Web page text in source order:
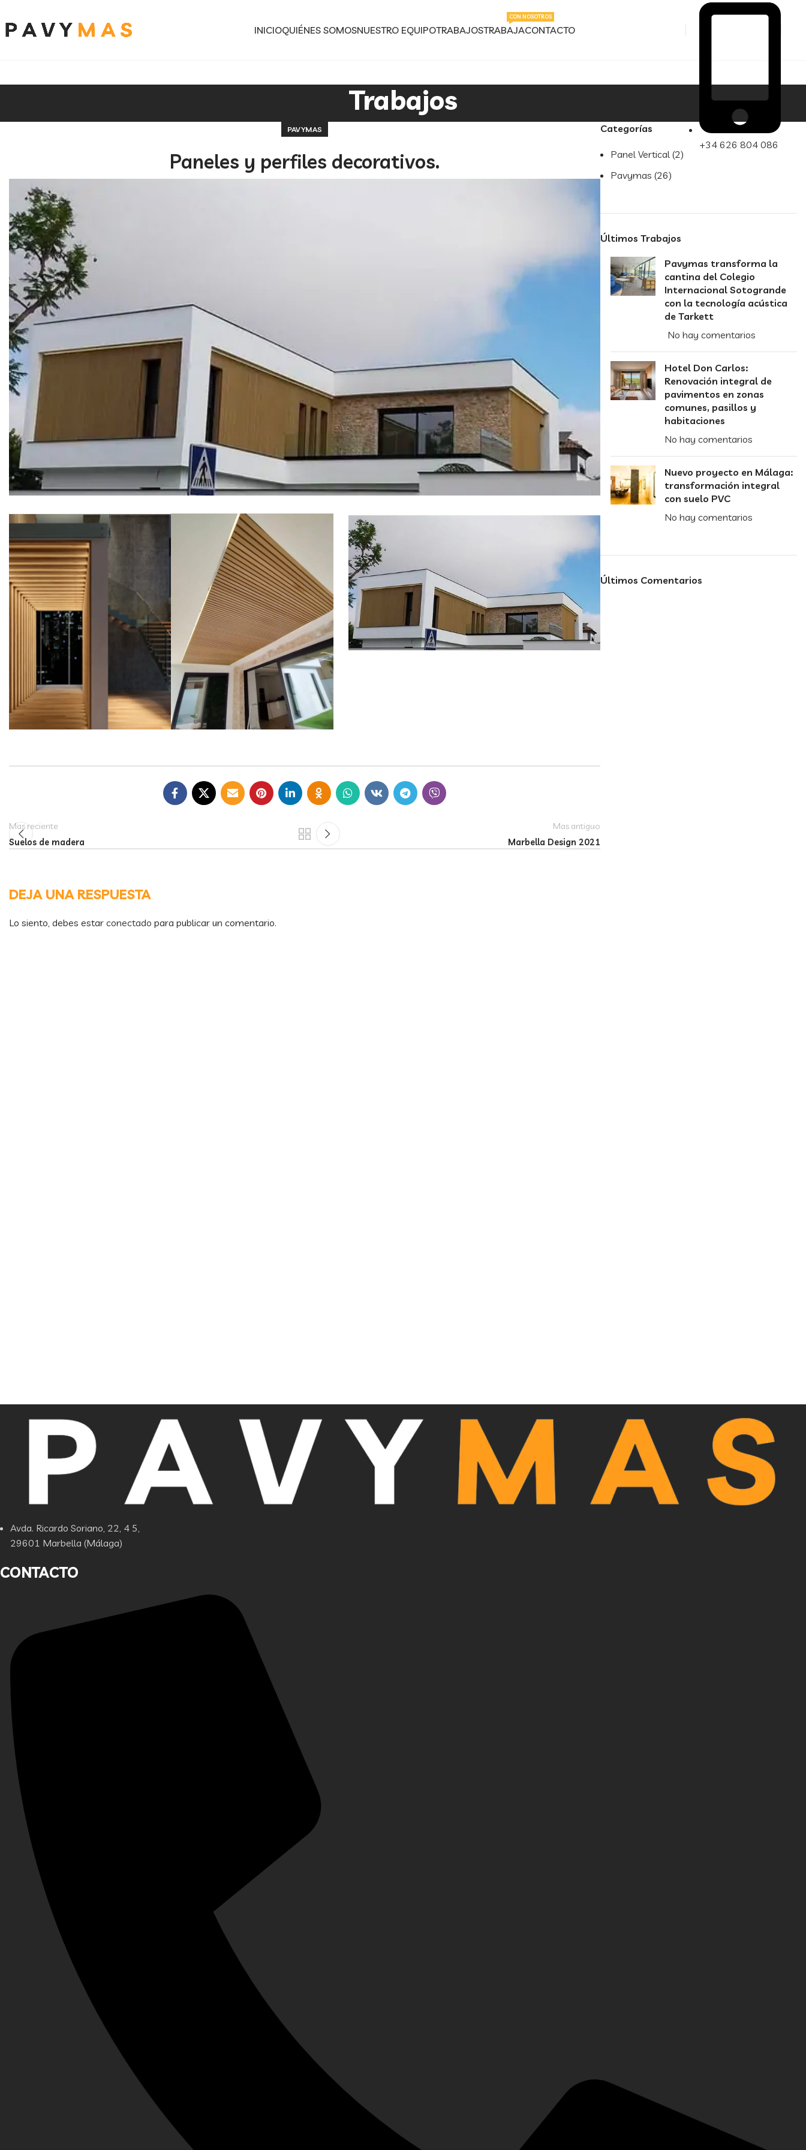
INICIOQUIÉNES SOMOSNUESTRO EQUIPOTRABAJOSTRABAJA
CON NOSOTROS
CONTACTO
+34 626 804 086
Trabajos
PAVYMAS
Paneles y perfiles decorativos.
Mas reciente
Suelos de madera
Mas antiguo
Marbella Design 2021
DEJA UNA RESPUESTA
Lo siento, debes estar conectado para publicar un comentario.
Categorías
Panel Vertical(2)
Pavymas (26)
Últimos Trabajos
Pavymas transforma la
cantina del Colegio
Internacional Sotogrande
con la tecnología acústica
de Tarkett
No hay comentarios
Hotel Don Carlos:
Renovación integral de
pavimentos en zonas
comunes, pasillos y
habitaciones
No hay comentarios
Nuevo proyecto en Málaga:
transformación integral
con suelo PVC
No hay comentarios
Últimos Comentarios
Avda. Ricardo Soriano, 22, 4 5,
29601 Marbella (Málaga)
CONTACTO